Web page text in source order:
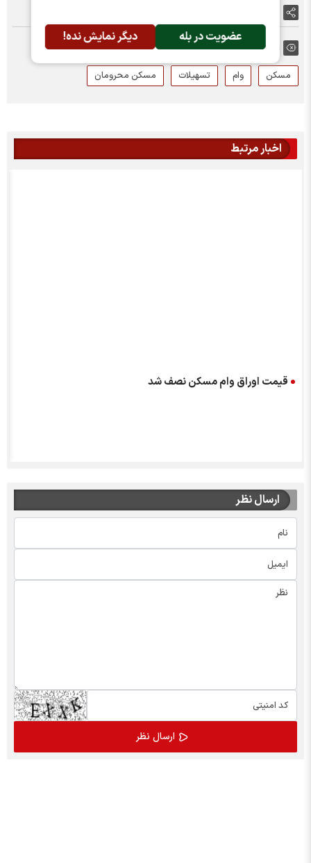
عضویت در بله دیگر نمایش نده!
برچسب ها:
مسکن وام تسهیلات مسکن محرومان
اخبار مرتبط
قیمت اوراق وام مسکن نصف شد
ارسال نظر